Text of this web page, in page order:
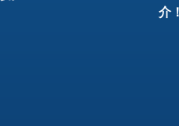
介